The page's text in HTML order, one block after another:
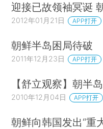
迎接已故领袖冥诞
2012年01月21日 APP打开
朝鲜半岛困局待破
2011年12月23日 APP打开
【舒立观察】朝半
2010年12月04日 APP打开
朝鲜向韩国发出“重